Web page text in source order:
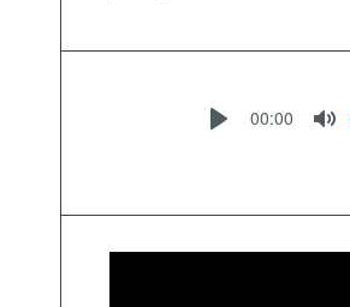
A
00:00
T